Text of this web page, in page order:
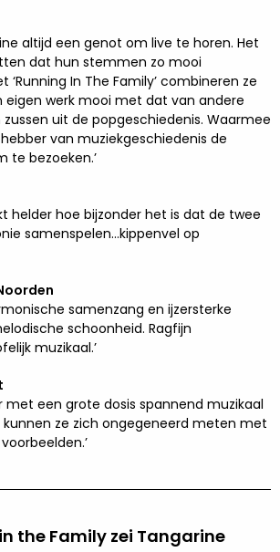
altijd een genot om live te horen. Het
dat hun stemmen zo mooi
In The Family’ combineren ze
eigen werk mooi met dat van andere
uit de popgeschiedenis. Waarmee
van muziekgeschiedenis de
te bezoeken.’
helder hoe bijzonder het is dat de twee
samenspelen…kippenvel op
samenzang en ijzersterke
schoonheid. Ragfijn
muzikaal.’
met een grote dosis spannend muzikaal
kunnen ze zich ongegeneerd meten met
the Family zei Tangarine